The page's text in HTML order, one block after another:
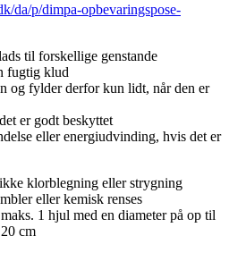
da/p/dimpa-opbevaringspose-
til forskellige genstande
fugtig klud
og fylder derfor kun lidt, når den er
er godt beskyttet
eller energiudvinding, hvis det er
klorblegning eller strygning
eller kemisk renses
1 hjul med en diameter på op til
cm